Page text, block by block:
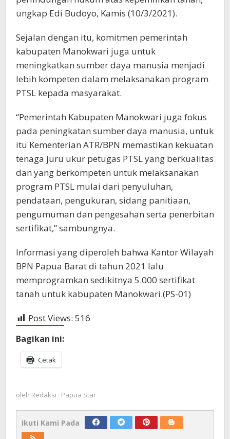
ungkap Edi Budoyo, Kamis (10/3/2021).
Sejalan dengan itu, komitmen pemerintah
kabupaten Manokwari juga untuk
meningkatkan sumber daya manusia menjadi
lebih kompeten dalam melaksanakan program
PTSL kepada masyarakat.
“Pemerintah Kabupaten Manokwari juga fokus
pada peningkatan sumber daya manusia, untuk
itu Kementerian ATR/BPN memastikan kekuatan
tenaga juru ukur petugas PTSL yang berkualitas
dan yang berkompeten untuk melaksanakan
program PTSL mulai dari penyuluhan,
pendataan, pengukuran, sidang panitiaan,
pengumuman dan pengesahan serta penerbitan
sertifikat,” sambungnya.
Informasi yang diperoleh bahwa Kantor Wilayah
BPN Papua Barat di tahun 2021 lalu
memprogramkan sedikitnya 5.000 sertifikat
tanah untuk kabupaten Manokwari.(PS-01)
Post Views: 516
Bagikan ini:
Cetak
oleh Redaksi : Papua Star
Ikuti Kami Pada